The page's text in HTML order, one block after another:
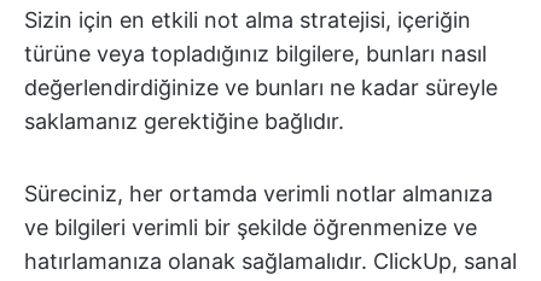
Sizin için en etkili not alma stratejisi, içeriğin
türüne veya topladığınız bilgilere, bunları nasıl
değerlendirdiğinize ve bunları ne kadar süreyle
saklamanız gerektiğine bağlıdır.
Süreciniz, her ortamda verimli notlar almanıza
ve bilgileri verimli bir şekilde öğrenmenize ve
hatırlamanıza olanak sağlamalıdır. ClickUp, sanal